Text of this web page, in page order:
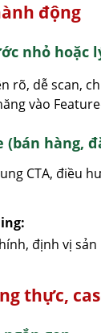
động
nhỏ hoặc
rõ, dễ scan,
vào
(bán hàng,
CTA, điều
định vị
thực,